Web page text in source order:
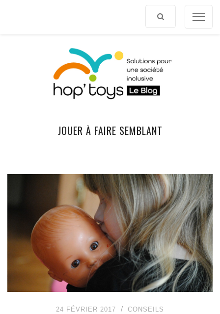
JOUER À FAIRE SEMBLANT
24 FÉVRIER 2017 CONSEILS